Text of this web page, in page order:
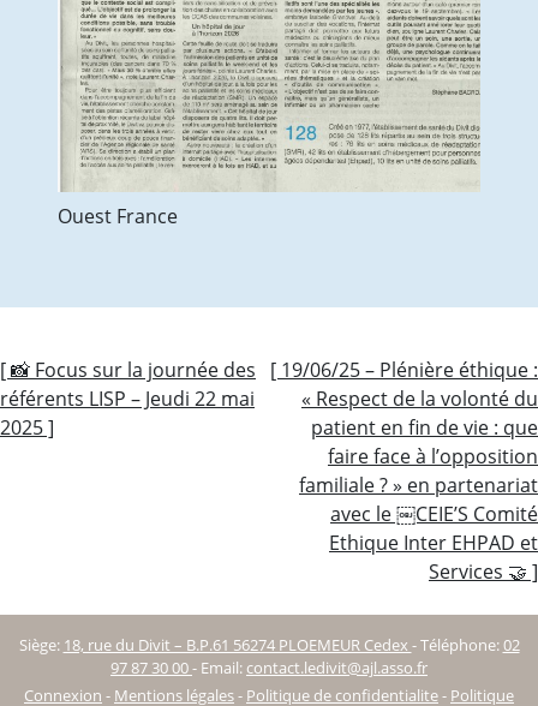
Ouest France
Navigation
de
[ 📸 Focus sur la journée des
référents LISP – Jeudi 22 mai
2025 ]
[ 19/06/25 – Plénière éthique :
« Respect de la volonté du
patient en fin de vie : que
faire face à l’opposition
familiale ? » en partenariat
avec le ￼CEIE’S Comité
Ethique Inter EHPAD et
Services 🤝 ]
Siège: 18, rue du Divit – B.P.61 56274 PLOEMEUR Cedex -Téléphone:02
97 87 30 00- Email: contact.ledivit@ajl.asso.fr
Connexion - Mentions légales- Politique de confidentialite- Politique